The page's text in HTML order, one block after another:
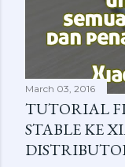
March 03, 2016
TUTORIAL
STABLE KE